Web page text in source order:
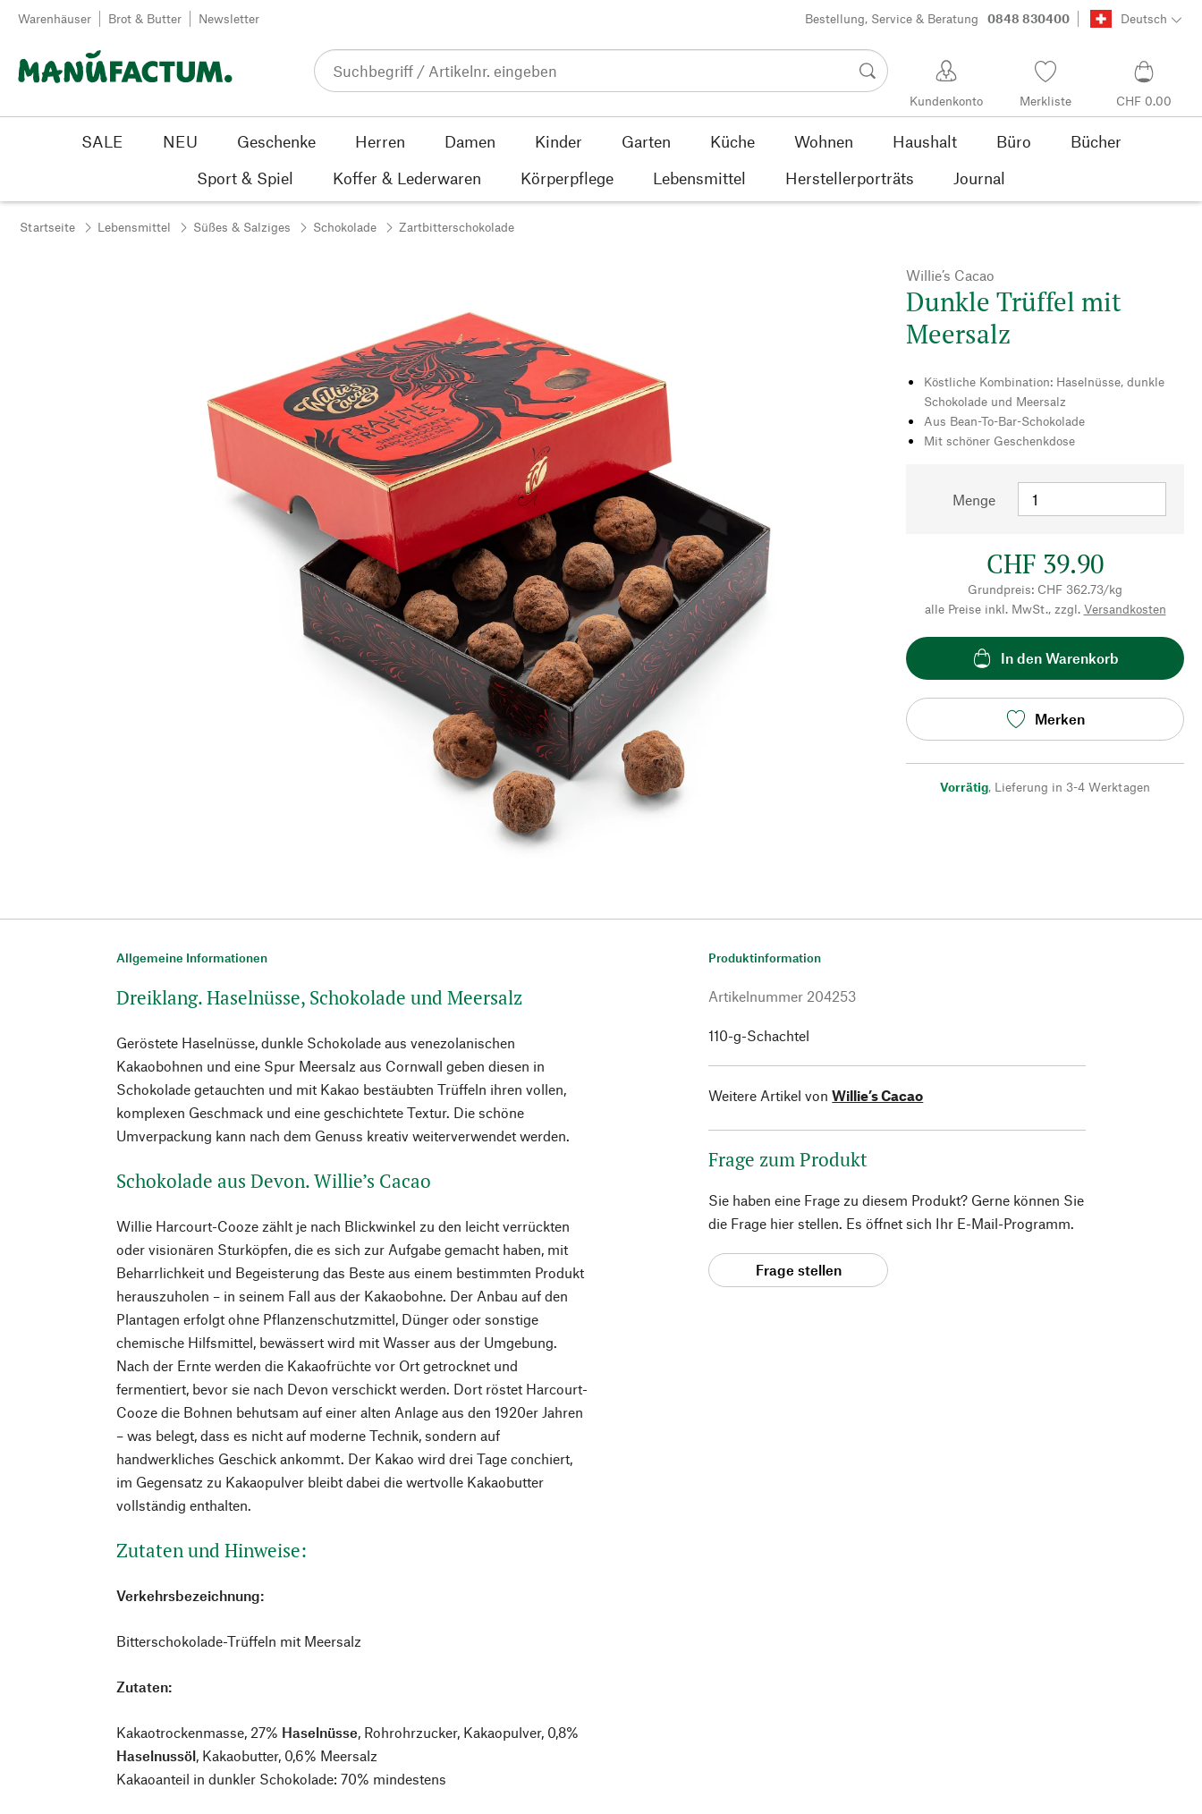
Zum Inhalt springen
Warenhäuser Brot & Butter Newsletter Bestellung, Service & Beratung 0848 830400 Deutsch
Kundenkonto Merkliste CHF 0.00
SALE NEU Geschenke Herren Damen Kinder Garten Küche Wohnen Haushalt Büro
Bücher
Sport & Spiel
Koffer & Lederwaren Körperpflege Lebensmittel Herstellerporträts Journal
Startseite Lebensmittel Süßes & Salziges Schokolade Zartbitterschokolade
Willie’s Cacao
Dunkle Trüffel mit
Meersalz
Köstliche Kombination: Haselnüsse, dunkle
Schokolade und Meersalz
Aus Bean-To-Bar-Schokolade
Mit schöner Geschenkdose
Menge
CHF 39.90
Grundpreis: CHF 362.73/kg
alle Preise inkl. MwSt., zzgl. Versandkosten
In den Warenkorb
Merken
Vorrätig, Lieferung in 3-4 Werktagen
Allgemeine Informationen
Dreiklang. Haselnüsse, Schokolade und Meersalz
Geröstete Haselnüsse, dunkle Schokolade aus venezolanischen
Kakaobohnen und eine Spur Meersalz aus Cornwall geben diesen in
Schokolade getauchten und mit Kakao bestäubten Trüffeln ihren vollen,
komplexen Geschmack und eine geschichtete Textur. Die schöne
Umverpackung kann nach dem Genuss kreativ weiterverwendet werden.
Schokolade aus Devon. Willie’s Cacao
Willie Harcourt-Cooze zählt je nach Blickwinkel zu den leicht verrückten
oder visionären Sturköpfen, die es sich zur Aufgabe gemacht haben, mit
Beharrlichkeit und Begeisterung das Beste aus einem bestimmten Produkt
herauszuholen – in seinem Fall aus der Kakaobohne. Der Anbau auf den
Plantagen erfolgt ohne Pflanzenschutzmittel, Dünger oder sonstige
chemische Hilfsmittel, bewässert wird mit Wasser aus der Umgebung.
Nach der Ernte werden die Kakaofrüchte vor Ort getrocknet und
fermentiert, bevor sie nach Devon verschickt werden. Dort röstet Harcourt-
Cooze die Bohnen behutsam auf einer alten Anlage aus den 1920er Jahren
– was belegt, dass es nicht auf moderne Technik, sondern auf
handwerkliches Geschick ankommt. Der Kakao wird drei Tage conchiert,
im Gegensatz zu Kakaopulver bleibt dabei die wertvolle Kakaobutter
vollständig enthalten.
Zutaten und Hinweise:
Verkehrsbezeichnung:
Bitterschokolade-Trüffeln mit Meersalz
Zutaten:
Kakaotrockenmasse, 27% Haselnüsse, Rohrohrzucker, Kakaopulver, 0,8%
Haselnussöl, Kakaobutter, 0,6% Meersalz
Kakaoanteil in dunkler Schokolade: 70% mindestens
Produktinformation
Artikelnummer 204253
110-g-Schachtel
Weitere Artikel von Willie’s Cacao
Frage zum Produkt
Sie haben eine Frage zu diesem Produkt? Gerne können Sie
die Frage hier stellen. Es öffnet sich Ihr E-Mail-Programm.
Frage stellen